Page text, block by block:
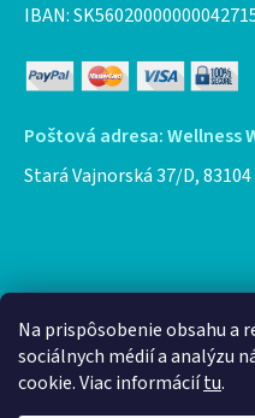
Na prispôsobenie obsahu a
sociálnych médií a analýzu
cookie. Viac informáciítu.
IBAN:
Poštová adresa: Wellness
Stará Vajnorská 37/D,